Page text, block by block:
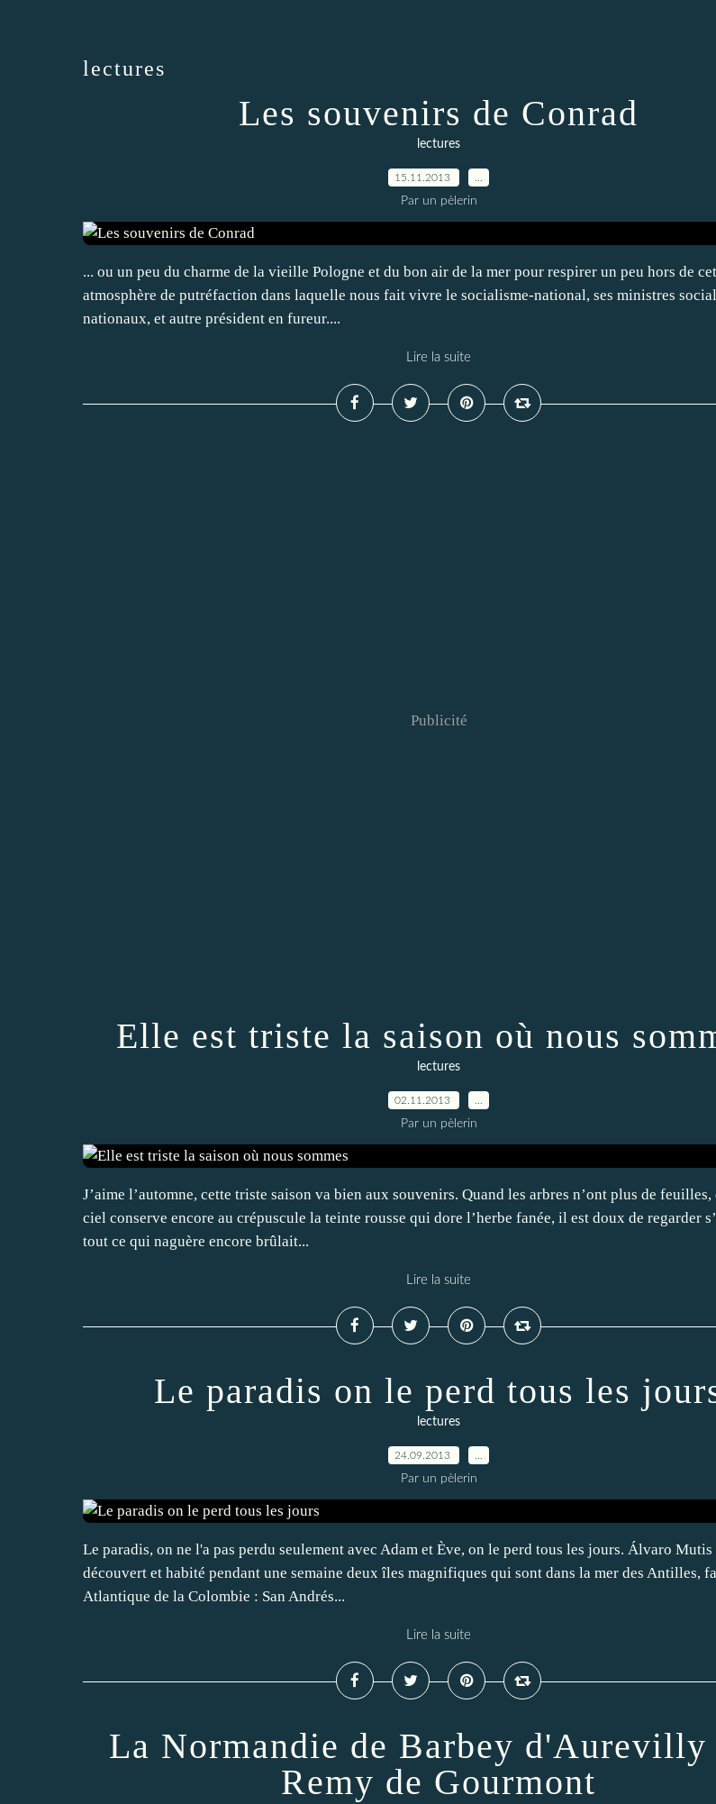
lectures
Les souvenirs de Conrad
lectures
15.11.2013
Par un pèlerin
... ou un peu du charme de la vieille Pologne et du bon air de la mer pour respirer un peu hors de
atmosphère de putréfaction dans laquelle nous fait vivre le socialisme-national, ses ministres
nationaux, et autre président en fureur....
Lire la suite
Publicité
Elle est triste la saison où nous
lectures
02.11.2013
Par un pèlerin
J’aime l’automne, cette triste saison va bien aux souvenirs. Quand les arbres n’ont plus de feuilles,
ciel conserve encore au crépuscule la teinte rousse qui dore l’herbe fanée, il est doux de regarder
tout ce qui naguère encore brûlait...
Lire la suite
Le paradis on le perd tous les
lectures
24.09.2013
Par un pèlerin
Le paradis, on ne l'a pas perdu seulement avec Adam et Ève, on le perd tous les jours. Álvaro Mutis
découvert et habité pendant une semaine deux îles magnifiques qui sont dans la mer des Antilles,
Atlantique de la Colombie : San Andrés...
Lire la suite
La Normandie de Barbey d'Aurevilly
Remy de Gourmont